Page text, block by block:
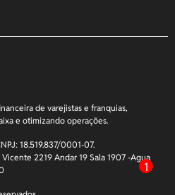
de varejistas e franquias,
e otimizando operações.
18.519.837/0001-07.
2219 Andar 19 Sala 1907 -Agua
1